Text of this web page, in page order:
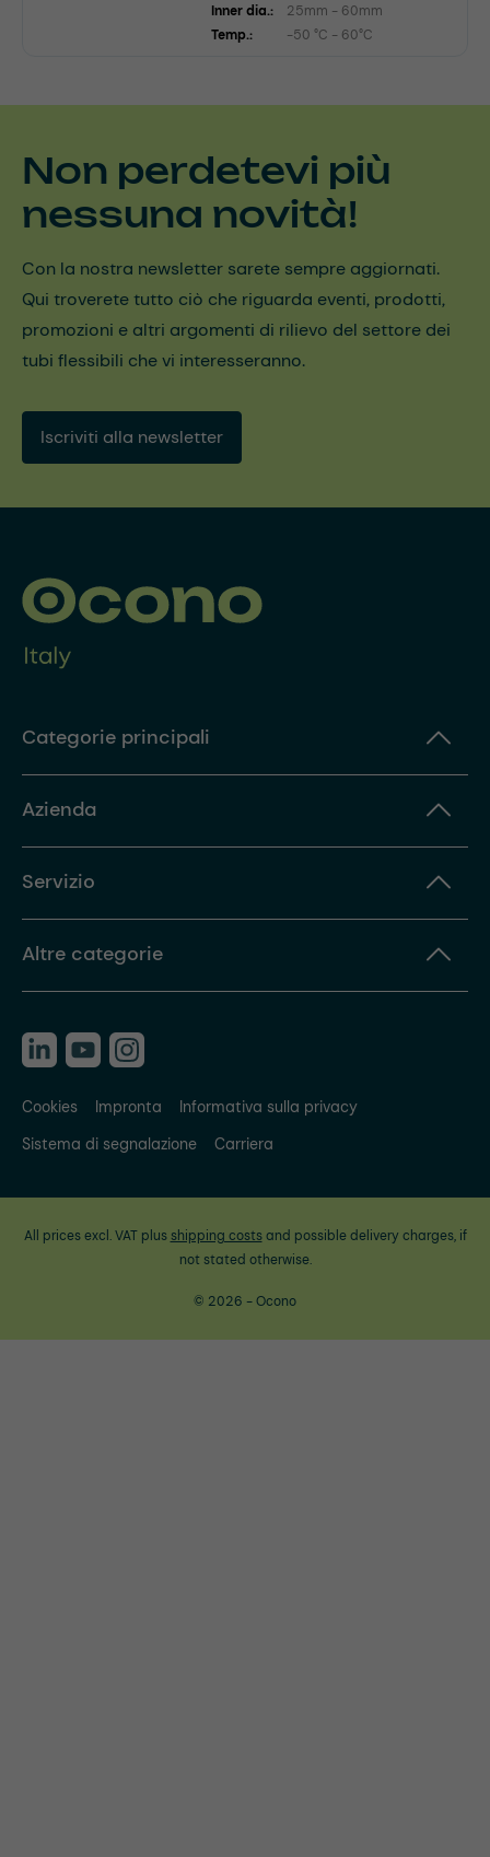
Inner dia.:
25mm - 60mm
Temp.:
-50 °C - 60°C
Non perdetevi più
nessuna novità!
Con la nostra newsletter sarete sempre aggiornati.
Qui troverete tutto ciò che riguarda eventi, prodotti,
promozioni e altri argomenti di rilievo del settore dei
tubi flessibili che vi interesseranno.
Iscriviti alla newsletter
Categorie principali
Azienda
Servizio
Altre categorie
Cookies Impronta
Informativa sulla privacy
Sistema di segnalazione
Carriera
All prices excl. VAT plus shipping costsand possible delivery charges, if
not stated otherwise.
© 2026 - Ocono